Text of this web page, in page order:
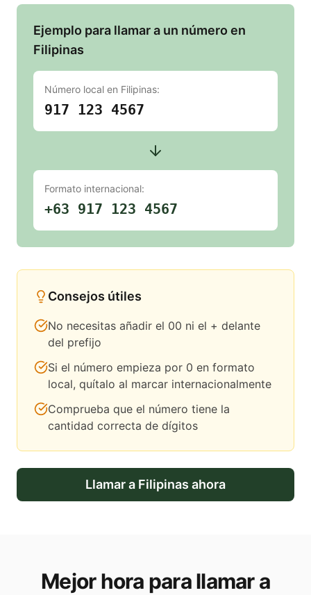
Ejemplo para llamar a un número en
Filipinas
Número local en Filipinas:
917 123 4567
Formato internacional:
+63 917 123 4567
Consejos útiles
No necesitas añadir el 00 ni el + delante
del prefijo
Si el número empieza por 0 en formato
local, quítalo al marcar internacionalmente
Comprueba que el número tiene la
cantidad correcta de dígitos
Llamar a Filipinas ahora
Mejor hora para llamar a